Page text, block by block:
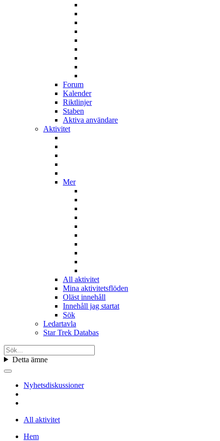
Forum
Kalender
Riktlinjer
Staben
Aktiva användare
Aktivitet
Mer
All aktivitet
Mina aktivitetsflöden
Oläst innehåll
Innehåll jag startat
Sök
Ledartavla
Star Trek Databas
Detta ämne
Nyhetsdiskussioner
All aktivitet
Hem